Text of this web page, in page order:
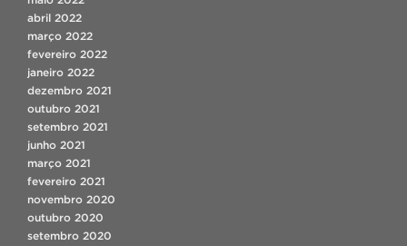
abril 2022
março 2022
fevereiro 2022
janeiro 2022
dezembro 2021
outubro 2021
setembro 2021
junho 2021
março 2021
fevereiro 2021
novembro 2020
outubro 2020
setembro 2020